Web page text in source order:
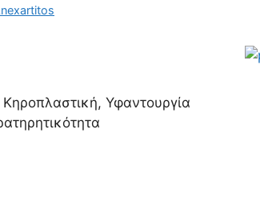
Κηροπλαστική, Υφαντουργία